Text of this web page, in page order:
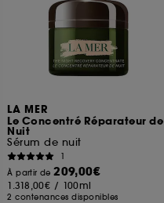
LA MER
Le Concentré Réparateur de
Nuit
Sérum de nuit
1
À partir de209,00€
1.318,00€ / 100ml
2 contenances disponibles